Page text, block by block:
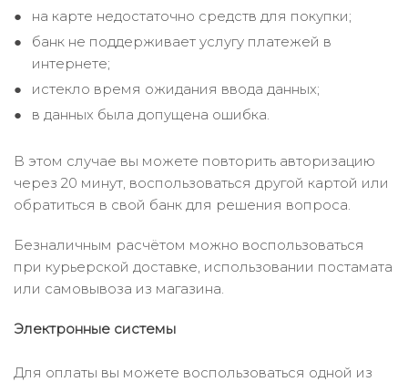
на карте недостаточно средств для покупки;
банк не поддерживает услугу платежей в
интернете;
истекло время ожидания ввода данных;
в данных была допущена ошибка.
В этом случае вы можете повторить авторизацию
через 20 минут, воспользоваться другой картой или
обратиться в свой банк для решения вопроса.
Безналичным расчётом можно воспользоваться
при курьерской доставке, использовании постамата
или самовывоза из магазина.
Электронные системы
Для оплаты вы можете воспользоваться одной из